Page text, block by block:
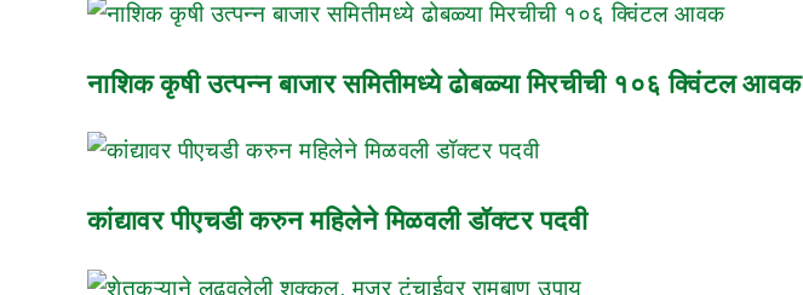
नाशिक कृषी उत्पन्न बाजार समितीमध्ये ढोबळ्या मिरचीची १०६ क्विंटल आवक
कांद्यावर पीएचडी करुन महिलेने मिळवली डॉक्टर पदवी